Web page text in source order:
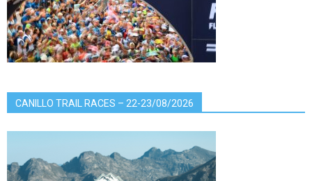
CANILLO TRAIL RACES – 22-23/08/2026